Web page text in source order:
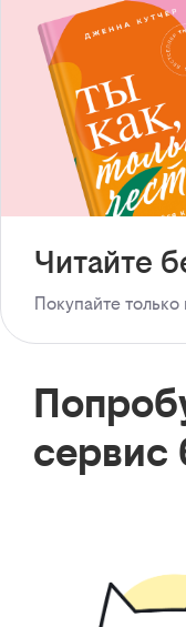
Читайте
Покупайте
сервис